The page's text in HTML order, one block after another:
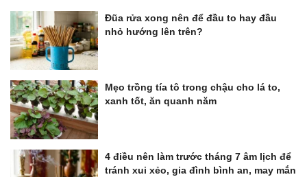
Đũa rửa xong nên để đầu to hay đầu
nhỏ hướng lên trên?
Mẹo trồng tía tô trong chậu cho lá to,
xanh tốt, ăn quanh năm
4 điều nên làm trước tháng 7 âm lịch để
tránh xui xẻo, gia đình bình an, may mắn